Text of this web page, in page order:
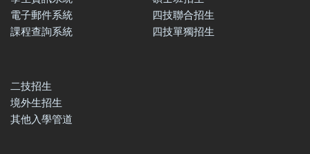
電子郵件系統
課程查詢系統
四技聯合招生
四技單獨招生
二技招生
境外生招生
其他入學管道